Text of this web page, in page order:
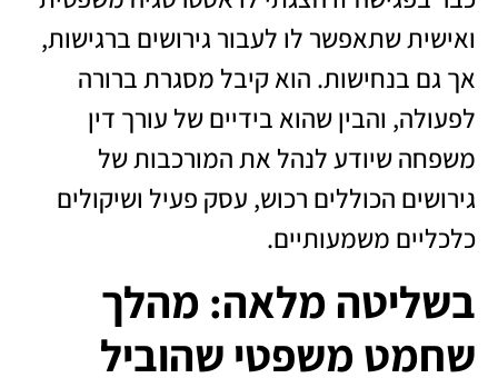
ואישית שתאפשר לו לעבור גירושים ברגישות,
אך גם בנחישות. הוא קיבל מסגרת ברורה
לפעולה, והבין שהוא בידיים של עורך דין
משפחה שיודע לנהל את המורכבות של
גירושים הכוללים רכוש, עסק פעיל ושיקולים
כלכליים משמעותיים.
בשליטה מלאה: מהלך
שחמט משפטי שהוביל